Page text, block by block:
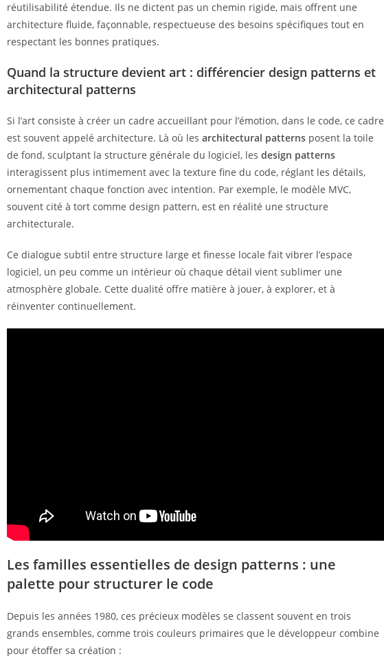
réutilisabilité étendue. Ils ne dictent pas un chemin rigide, mais offrent une
architecture fluide, façonnable, respectueuse des besoins spécifiques tout en
respectant les bonnes pratiques.
Quand la structure devient art : différencier design patterns et
architectural patterns
Si l’art consiste à créer un cadre accueillant pour l’émotion, dans le code, ce cadre
est souvent appelé architecture. Là où les architectural patterns posent la toile
de fond, sculptant la structure générale du logiciel, les design patterns
interagissent plus intimement avec la texture fine du code, réglant les détails,
ornementant chaque fonction avec intention. Par exemple, le modèle MVC,
souvent cité à tort comme design pattern, est en réalité une structure
architecturale.
Ce dialogue subtil entre structure large et finesse locale fait vibrer l’espace
logiciel, un peu comme un intérieur où chaque détail vient sublimer une
atmosphère globale. Cette dualité offre matière à jouer, à explorer, et à
réinventer continuellement.
Les familles essentielles de design patterns : une
palette pour structurer le code
Depuis les années 1980, ces précieux modèles se classent souvent en trois
grands ensembles, comme trois couleurs primaires que le développeur combine
pour étoffer sa création :